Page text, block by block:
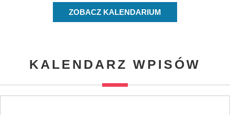
ZOBACZ KALENDARIUM
KALENDARZ WPISÓW